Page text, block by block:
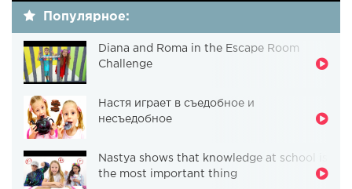
Популярное:
Diana and Roma in the Escape Room
Challenge
Настя играет в съедобное и
несъедобное
Nastya shows that knowledge at school is
the most important thing